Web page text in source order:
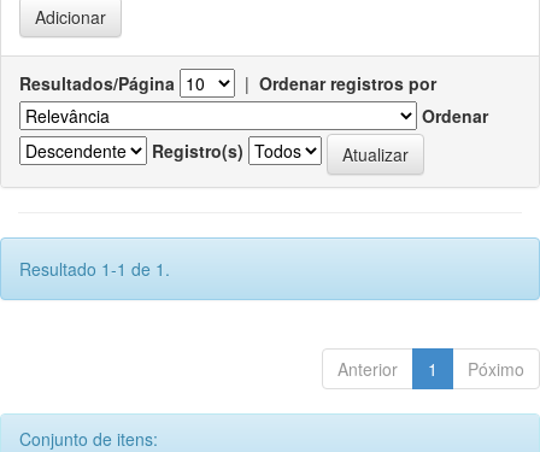
Resultados/Página | Ordenar registros por
Ordenar
Registro(s)
Resultado 1-1 de 1.
Anterior 1 Póximo
Conjunto de itens: